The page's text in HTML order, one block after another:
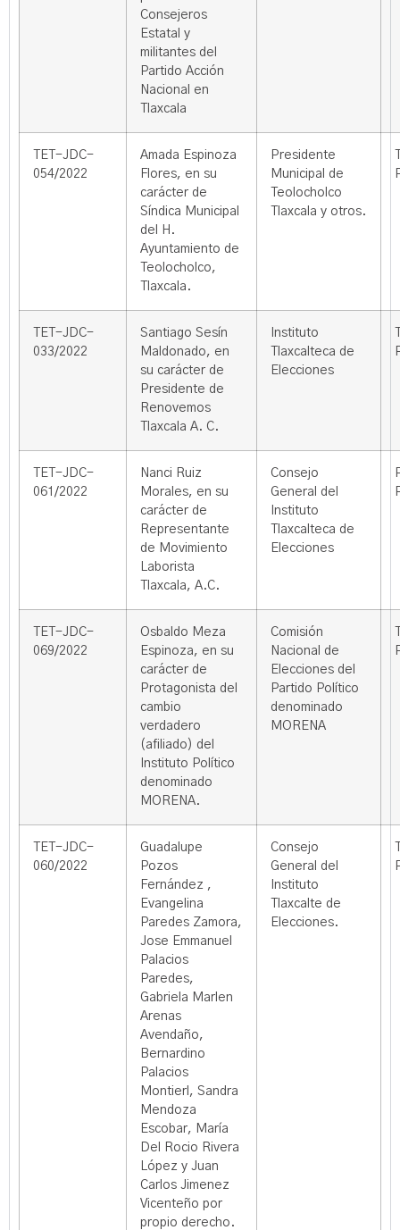
Consejeros
Estatal y
militantes del
Partido Acción
Nacional en
Tlaxcala
TET-JDC-
054/2022
Amada Espinoza
Flores, en su
carácter de
Síndica Municipal
del H.
Ayuntamiento de
Teolocholco,
Tlaxcala.
Presidente
Municipal de
Teolocholco
Tlaxcala y otros.
TET-JDC-
033/2022
Santiago Sesín
Maldonado, en
su carácter de
Presidente de
Renovemos
Tlaxcala A. C.
Instituto
Tlaxcalteca de
Elecciones
TET-JDC-
061/2022
Nanci Ruiz
Morales, en su
carácter de
Representante
de Movimiento
Laborista
Tlaxcala, A.C.
Consejo
General del
Instituto
Tlaxcalteca de
Elecciones
TET-JDC-
069/2022
Osbaldo Meza
Espinoza, en su
carácter de
Protagonista del
cambio
verdadero
(afiliado) del
Instituto Político
denominado
MORENA.
Comisión
Nacional de
Elecciones del
Partido Político
denominado
MORENA
TET-JDC-
060/2022
Guadalupe
Pozos
Fernández ,
Evangelina
Paredes Zamora,
Jose Emmanuel
Palacios
Paredes,
Gabriela Marlen
Arenas
Avendaño,
Bernardino
Palacios
Montierl, Sandra
Mendoza
Escobar, María
Del Rocio Rivera
López y Juan
Carlos Jimenez
Vicenteño por
propio derecho.
Consejo
General del
Instituto
Tlaxcalte de
Elecciones.